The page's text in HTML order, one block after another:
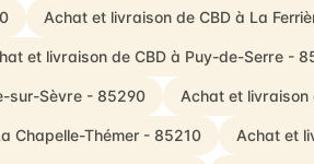
Achat et livraison de CBD à La
et livraison de CBD à Puy-de-Serre -
sur-Sèvre - 85290 Achat et livraison
Chapelle-Thémer - 85210 Achat et